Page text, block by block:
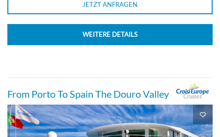
Suite
Deck 6
Balkonkabine
JETZT ANFRAGEN
WEITERE DETAILS
From Porto To Spain The Douro Valley